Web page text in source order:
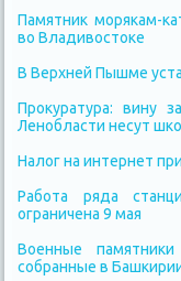
Памятник морякам-
во Владивостоке
В Верхней Пышме
Прокуратура: вину
Ленобласти несут
Налог на интернет
Работа ряда
ограничена 9 мая
Военные
собранные в